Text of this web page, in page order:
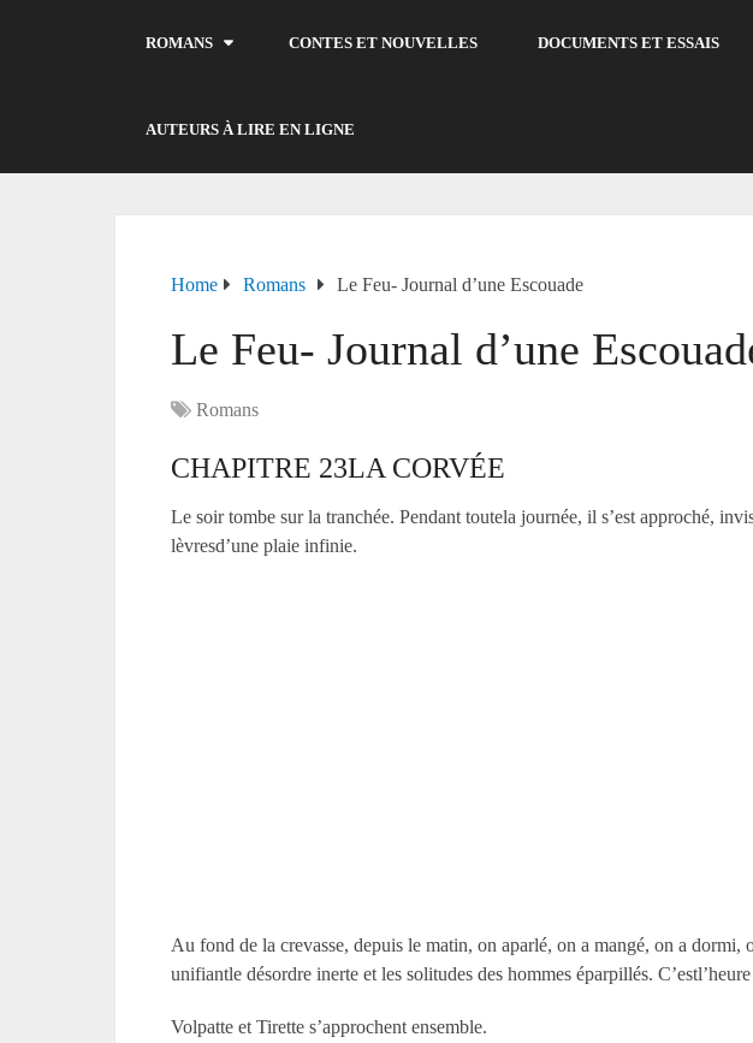
ROMANS CONTES ET NOUVELLES DOCUMENTS ET ESSAIS
AUTEURS À LIRE EN LIGNE
Home Romans Le Feu- Journal d’une Escouade
Le Feu- Journal d’une
Romans
CHAPITRE 23LA CORVÉE
Le soir tombe sur la tranchée. Pendant toutela journée, il s’est approché,
lèvresd’une plaie infinie.
Au fond de la crevasse, depuis le matin, on aparlé, on a mangé, on a dormi,
unifiantle désordre inerte et les solitudes des hommes éparpillés.
Volpatte et Tirette s’approchent ensemble.